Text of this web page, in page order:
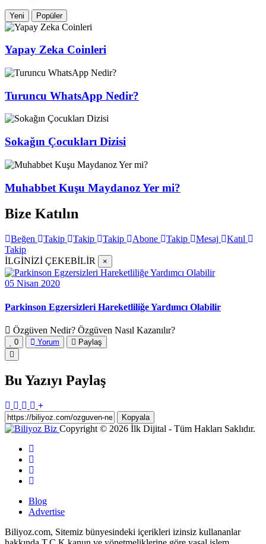
Yeni Popüler
Yapay Zeka Coinleri
Turuncu WhatsApp Nedir?
Sokağın Çocukları Dizisi
Muhabbet Kuşu Maydanoz Yer mi?
Bize Katılın
Beğen Takip Takip Takip Abone Takip Mesaj
Katıl
Takip
İLGİNİZİ ÇEKEBİLİR
×
05 Nisan 2020
Parkinson Egzersizleri Hareketliliğe Yardımcı Olabilir
Özgüven Nedir? Özgüven Nasıl Kazanılır?
0 Yorum Paylaş
Bu Yazıyı Paylaş
Kopyala
Copyright © 2026 İlk Dijital - Tüm Hakları Saklıdır.
Blog
Advertise
Biliyoz.com, Sitemiz bünyesindeki içerikleri izinsiz kullananlar